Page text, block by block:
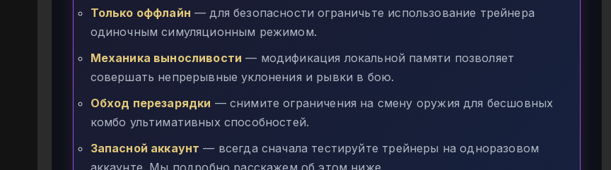
Только оффлайн — для безопасности ограничьте использование трейнера
одиночным симуляционным режимом.
Механика выносливости — модификация локальной памяти позволяет
совершать непрерывные уклонения и рывки в бою.
Обход перезарядки — снимите ограничения на смену оружия для бесшовных
комбо ультимативных способностей.
Запасной аккаунт — всегда сначала тестируйте трейнеры на одноразовом
аккаунте. Мы подробно расскажем об этом ниже.